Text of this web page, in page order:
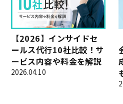
【2026】インサイドセ
ールス代行10社比較！サ
ービス内容や料金を解説
2026.04.10